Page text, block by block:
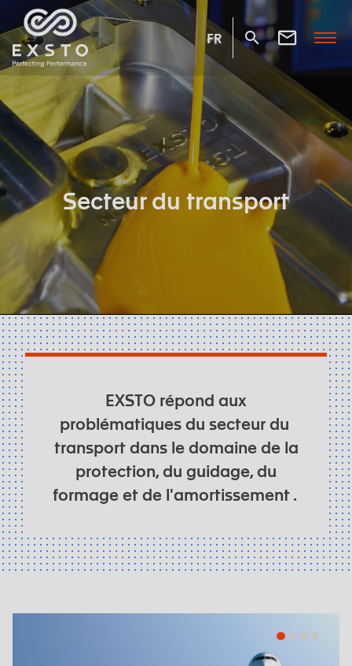
FR
Secteur du transport
EXSTO répond aux
problématiques du secteur du
transport dans le domaine de la
protection, du guidage, du
formage et de l'amortissement .